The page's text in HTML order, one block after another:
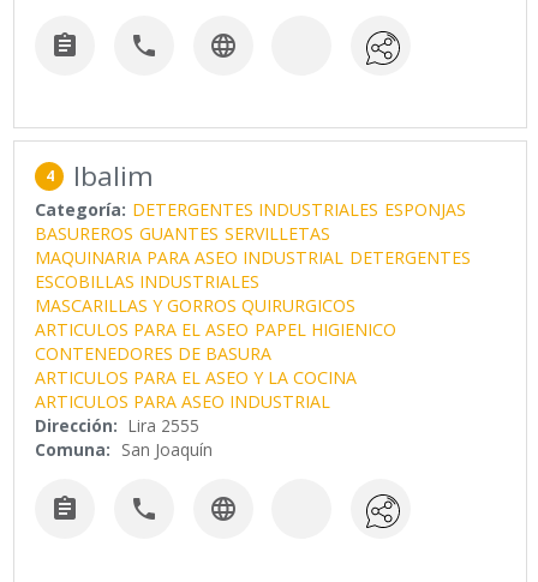
  
4 Ibalim
Categoría: DETERGENTES INDUSTRIALES ESPONJAS
BASUREROS GUANTES SERVILLETAS
MAQUINARIA PARA ASEO INDUSTRIAL DETERGENTES
ESCOBILLAS INDUSTRIALES
MASCARILLAS Y GORROS QUIRURGICOS
ARTICULOS PARA EL ASEO PAPEL HIGIENICO
CONTENEDORES DE BASURA
ARTICULOS PARA EL ASEO Y LA COCINA
ARTICULOS PARA ASEO INDUSTRIAL
Dirección: Lira 2555
Comuna: San Joaquín
  